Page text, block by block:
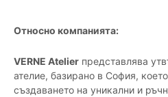
Относно компанията:
VERNE Atelier представлява
ателие, базирано в София,
създаването на уникални и